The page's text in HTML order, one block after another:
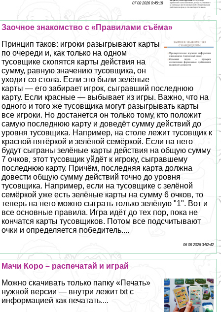
07 08 2026 0:45:18
Заочное знакомство с «Правилами съёма»
Принцип таков: игроки разыгрывают карты
по очереди и, как только на одном
тусовщике скопятся карты действия на
сумму, равную значению тусовщика, он
уходит со стола. Если это были зелёные
карты — его забирает игрок, сыгравший последнюю
карту. Если красные — выбывает из игры. Важно, что на
одного и того же тусовщика могут разыгрывать карты
все игроки. Но достанется он только тому, кто положит
самую последнюю карту и доведёт сумму действий до
уровня тусовщика. Например, на столе лежит тусовщик к
красной пятёркой и зелёной семёркой. Если на него
будут сыграны зелёные карты действия на общую сумму
7 очков, этот тусовщик уйдёт к игроку, сыгравшему
последнюю карту. Причём, последняя карта должна
довести общую сумму действий точно до уровня
тусовщика. Например, если на тусовщике с зелёной
семёркой уже есть зелёные карты на сумму 6 очков, то
теперь на него можно сыграть только зелёную "1". Вот и
все основные правила. Игра идёт до тех пор, пока не
кончатся карты тусовщиков. Потом все подсчитывают
очки и определяется победитель....
06 08 2026 3:52:42
Мачи Коро – распечатай и играй
Можно скачивать только папку «Печать»
нужной версии — внутри лежит txt с
информацией как печатать....